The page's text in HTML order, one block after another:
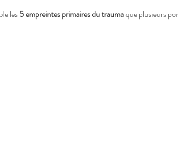
les 5 empreintes primaires du trauma que plusieurs